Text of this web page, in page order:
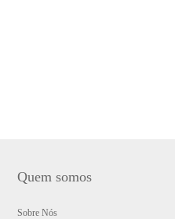
Quem somos
Sobre Nós